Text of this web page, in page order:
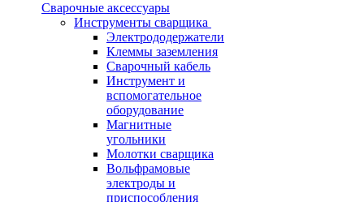
Сварочные аксессуары
Инструменты сварщика
Электрододержатели
Клеммы заземления
Сварочный кабель
Инструмент и
вспомогательное
оборудование
Магнитные
угольники
Молотки сварщика
Вольфрамовые
электроды и
приспособления